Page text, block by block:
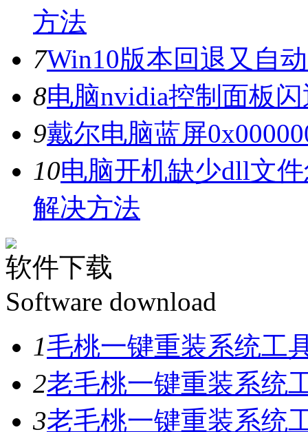
方法
7Win10版本回退又自
8电脑nvidia控制面板
9戴尔电脑蓝屏
10电脑开机缺少dll文
解决方法
软件下载
Software download
1毛桃一键重装系统工
2老毛桃一键重装系统
3老毛桃一键重装系统